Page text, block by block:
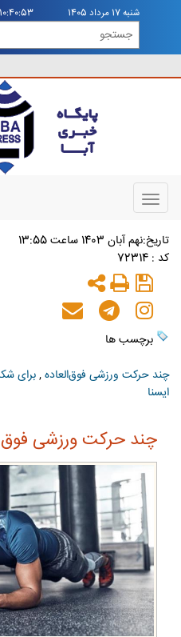
شنبه 17 مرداد 1405 10:40:53 صبح
Toggle
navigation
تاريخ:نهم آبان 1403 ساعت 13:55
کد : 72314
برچسب ها
چند حرکت ورزشی فوق‌العاده,برای
ایسنا
چند حرکت ورزشی